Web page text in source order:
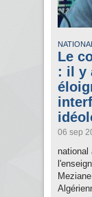
NATIONAL
Le
: il y
06 sep
national